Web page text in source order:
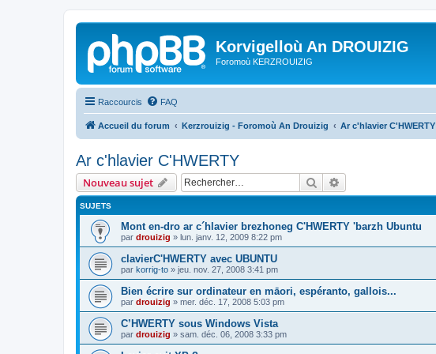
Korvigelloù An DROUIZIG
Foromoù KERZROUIZIG
Raccourcis FAQ
Accueil du forum Kerzrouizig - Foromoù An Drouizig Ar c'hlavier C'HWERTY
Ar c'hlavier C'HWERTY
Nouveau sujet Rechercher
SUJETS
Mont en-dro ar c´hlavier brezhoneg C'HWERTY 'barzh Ubuntu
par drouizig » lun. janv. 12, 2009 8:22 pm
clavierC'HWERTY avec UBUNTU
par korrig-to » jeu. nov. 27, 2008 3:41 pm
Bien écrire sur ordinateur en māori, espéranto, gallois...
par drouizig » mer. déc. 17, 2008 5:03 pm
C’HWERTY sous Windows Vista
par drouizig » sam. déc. 06, 2008 3:33 pm